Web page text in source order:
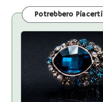
Potrebbero Piacerti